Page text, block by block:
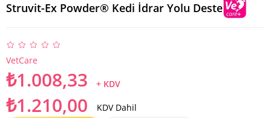
Struvit-Ex Powder® Kedi İdrar Yolu Desteği
VetCare
₺1.008,33 + KDV
KDV Dahil
₺1.210,00